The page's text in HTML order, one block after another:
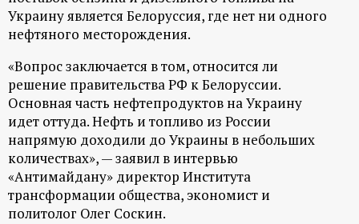
р
т
а
л
Украину является Белоруссия, где нет ни одного
нефтяного месторождения.
«Вопрос заключается в том, относится ли
решение правительства РФ к Белоруссии.
Основная часть нефтепродуктов на Украину
идет оттуда. Нефть и топливо из России
напрямую доходили до Украины в небольших
количествах», — заявил в интервью
«Антимайдану» директор Института
трансформации общества, экономист и
политолог Олег Соскин.